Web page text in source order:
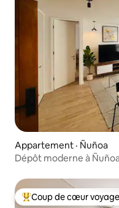
Appartement · Ñuñoa
Dépôt moderne à
Coup de cœur
Coup de cœur